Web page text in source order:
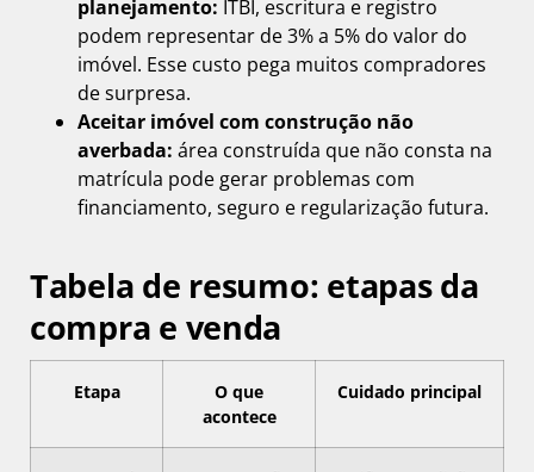
planejamento: ITBI, escritura e registro
podem representar de 3% a 5% do valor do
imóvel. Esse custo pega muitos compradores
de surpresa.
Aceitar imóvel com construção não
averbada: área construída que não consta na
matrícula pode gerar problemas com
financiamento, seguro e regularização futura.
Tabela de resumo: etapas da
compra e venda
Etapa
O que
acontece
Cuidado principal